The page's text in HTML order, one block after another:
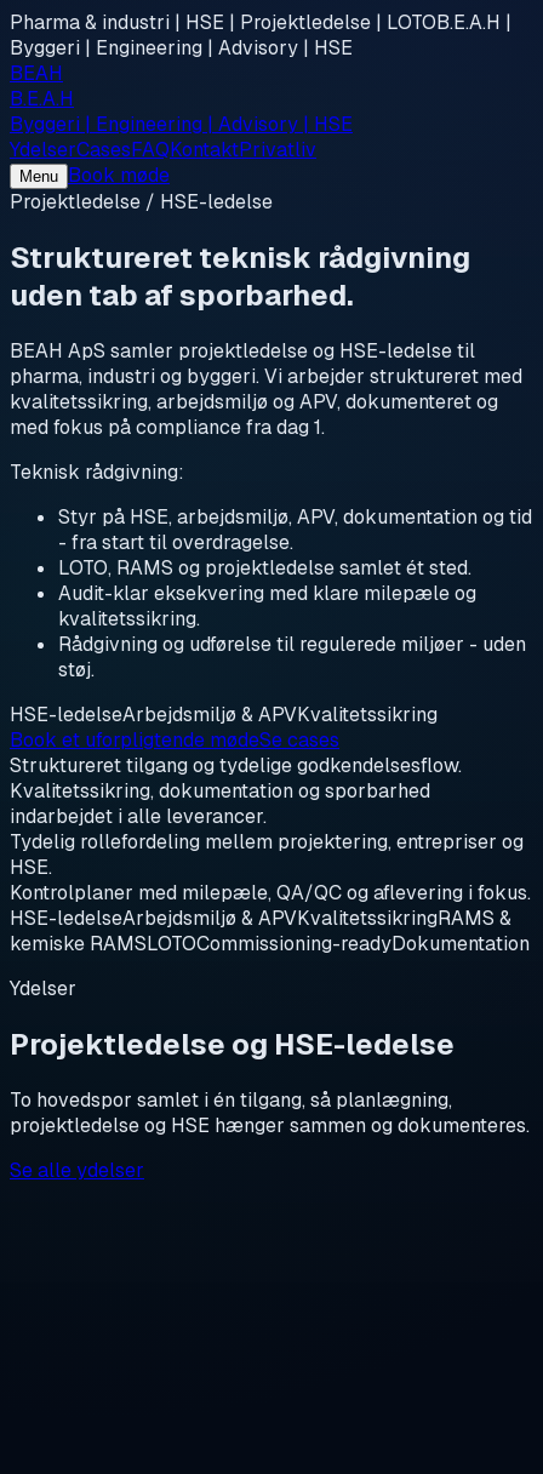
Pharma & industri | HSE | Projektledelse | LOTOB.E.A.H |
Byggeri | Engineering | Advisory | HSE
BEAH
B.E.A.H
Byggeri | Engineering | Advisory | HSE
YdelserCasesFAQKontaktPrivatliv
Menu Book møde
Projektledelse / HSE-ledelse
Struktureret teknisk rådgivning
uden tab af sporbarhed.
BEAH ApS samler projektledelse og HSE-ledelse til
pharma, industri og byggeri. Vi arbejder struktureret med
kvalitetssikring, arbejdsmiljø og APV, dokumenteret og
med fokus på compliance fra dag 1.
Teknisk rådgivning:
Styr på HSE, arbejdsmiljø, APV, dokumentation og tid
- fra start til overdragelse.
LOTO, RAMS og projektledelse samlet ét sted.
Audit-klar eksekvering med klare milepæle og
kvalitetssikring.
Rådgivning og udførelse til regulerede miljøer - uden
støj.
HSE-ledelseArbejdsmiljø & APVKvalitetssikring
Book et uforpligtende mødeSe cases
Struktureret tilgang og tydelige godkendelsesflow.
Kvalitetssikring, dokumentation og sporbarhed
indarbejdet i alle leverancer.
Tydelig rollefordeling mellem projektering, entrepriser og
HSE.
Kontrolplaner med milepæle, QA/QC og aflevering i fokus.
HSE-ledelseArbejdsmiljø & APVKvalitetssikringRAMS &
kemiske RAMSLOTOCommissioning-readyDokumentation
Ydelser
Projektledelse og HSE-ledelse
To hovedspor samlet i én tilgang, så planlægning,
projektledelse og HSE hænger sammen og dokumenteres.
Se alle ydelser